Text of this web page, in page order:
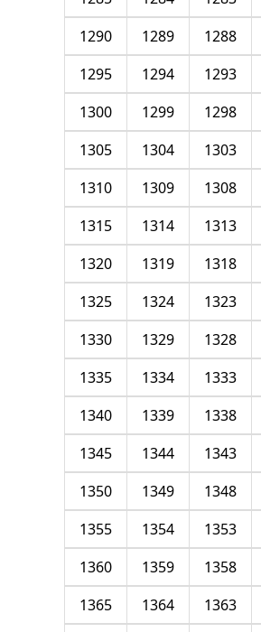
1288
1289
1290
1293
1294
1295
1298
1299
1300
1303
1304
1305
1308
1309
1310
1313
1314
1315
1318
1319
1320
1323
1324
1325
1328
1329
1330
1333
1334
1335
1338
1339
1340
1343
1344
1345
1348
1349
1350
1353
1354
1355
1358
1359
1360
1363
1364
1365